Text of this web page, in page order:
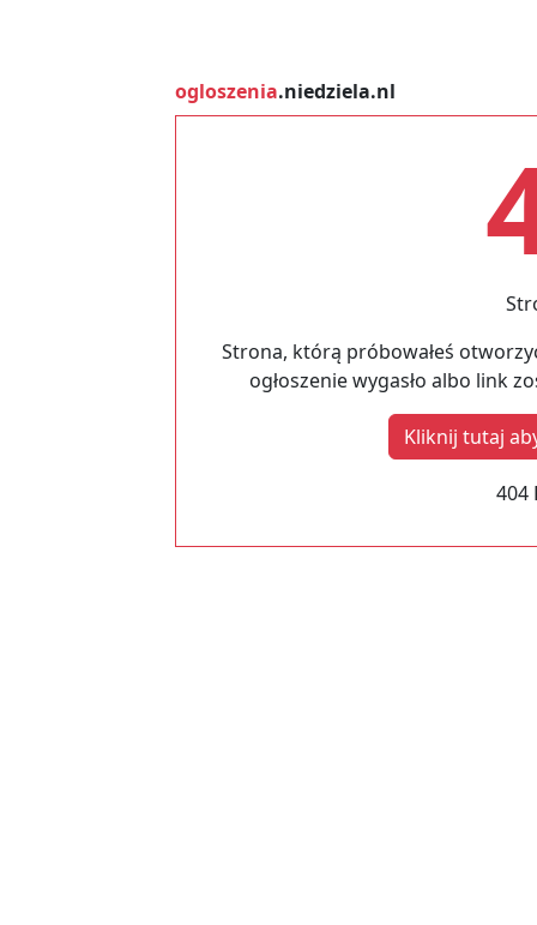
ogloszenia.niedziela.nl
Strona, którą próbowałeś
ogłoszenie wygasło albo link
Kliknij tutaj
404